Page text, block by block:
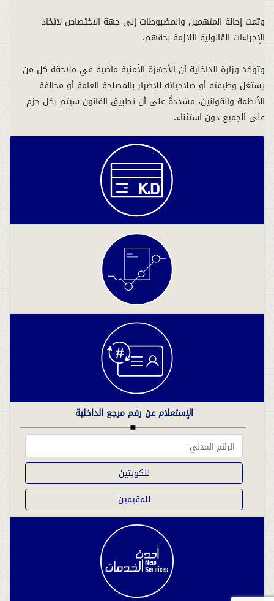
وتمت إحالة المتهمين والمضبوطات إلى جهة الاختصاص لاتخاذ
وتؤكد وزارة الداخلية أن الأجهزة الأمنية ماضية في ملاحقة كل من
يستغل وظيفته أو صلاحياته للإضرار بالمصلحة العامة أو مخالفة
الأنظمة والقوانين، مشددةً على أن تطبيق القانون سيتم بكل حزم
على الجميع دون استثناء.
الإستعلام عن رقم مرجع الداخلية
للكويتين
للمقيمين